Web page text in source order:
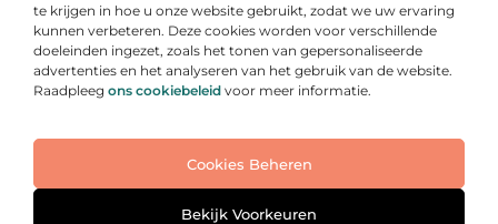
te krijgen in hoe u onze website gebruikt, zodat we uw ervaring
kunnen verbeteren. Deze cookies worden voor verschillende
doeleinden ingezet, zoals het tonen van gepersonaliseerde
advertenties en het analyseren van het gebruik van de website.
Raadpleeg ons cookiebeleid voor meer informatie.
Cookies Beheren
Bekijk Voorkeuren
Elke dag iets nieuws op informe-toit.be
Praktische tips, slimme ideeën en boeiende verhalen
voor jouw dagelijks leven.
toit.be